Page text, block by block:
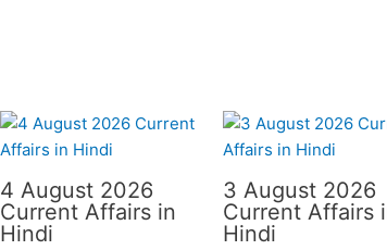
4 August 2026
Current Affairs in
Hindi
3 August 2026
Current Affairs
Hindi